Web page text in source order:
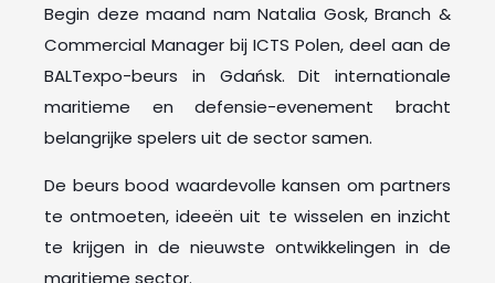
Begin deze maand nam Natalia Gosk, Branch &
Commercial Manager bij ICTS Polen, deel aan de
BALTexpo-beurs in Gdańsk. Dit internationale
maritieme en defensie-evenement bracht
belangrijke spelers uit de sector samen.
De beurs bood waardevolle kansen om partners
te ontmoeten, ideeën uit te wisselen en inzicht
te krijgen in de nieuwste ontwikkelingen in de
maritieme sector.